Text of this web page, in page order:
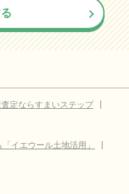
定ならすまいステップ
イエウール土地活用」